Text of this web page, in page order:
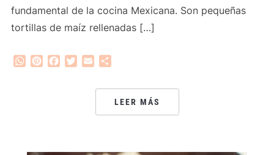
fundamental de la cocina Mexicana. Son pequeñas
tortillas de maíz rellenadas […]
WhatsApp
PinterestFacebook
Twitter
Email
LEER MÁS